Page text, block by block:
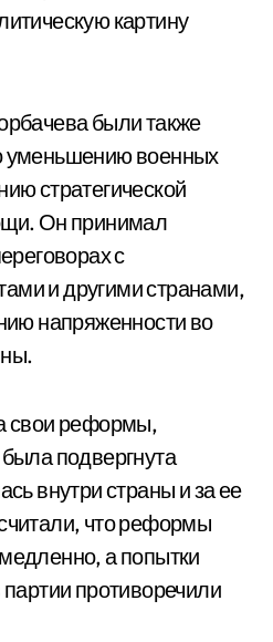
картину
были также
уменьшению военных
стратегической
Он принимал
с
и другими странами,
напряженности во
свои реформы,
подвергнута
внутри страны и за ее
что реформы
а попытки
противоречили